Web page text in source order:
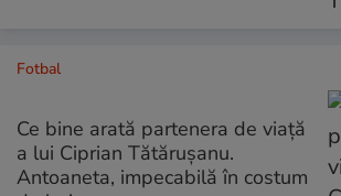
Fotbal
Ce bine arată partenera de viață
a lui Ciprian Tătărușanu.
Antoaneta, impecabilă în costum